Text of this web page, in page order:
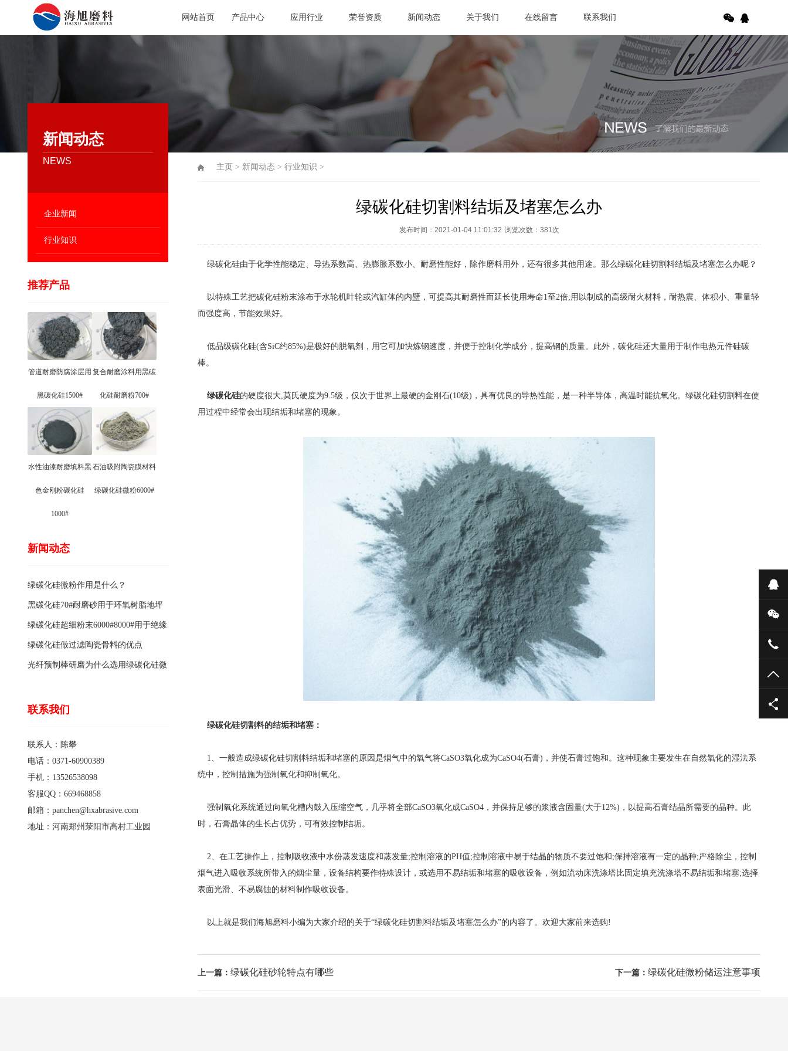
网站首页 产品中心 应用行业 荣誉资质 新闻动态 关于我们 在线留言 联系我们
新闻动态
NEWS
企业新闻
行业知识
推荐产品
管道耐磨防腐涂层用
黑碳化硅1500#
复合耐磨涂料用黑碳
化硅耐磨粉700#
水性油漆耐磨填料黑
色金刚粉碳化硅
1000#
石油吸附陶瓷膜材料
绿碳化硅微粉6000#
新闻动态
绿碳化硅微粉作用是什么？
黑碳化硅70#耐磨砂用于环氧树脂地坪
骨料的特点有哪些？
绿碳化硅超细粉末6000#8000#用于绝缘
涂料的优点
绿碳化硅做过滤陶瓷骨料的优点
光纤预制棒研磨为什么选用绿碳化硅微
联系我们
联系人：陈攀
电话：0371-60900389
手机：13526538098
客服QQ：669468858
邮箱：panchen@hxabrasive.com
地址：河南郑州荥阳市高村工业园
主页 > 新闻动态 > 行业知识 >
绿碳化硅切割料结垢及堵塞怎么办
发布时间：2021-01-04 11:01:32 浏览次数： 381次
绿碳化硅由于化学性能稳定、导热系数高、热膨胀系数小、耐磨性能好，除作磨料用外，还有很多其他用途。那么绿碳化硅切割料结垢及堵塞怎么办呢？
以特殊工艺把碳化硅粉末涂布于水轮机叶轮或汽缸体的内壁，可提高其耐磨性而延长使用寿命1至2倍;用以制成的高级耐火材料，耐热震、体积小、重量轻
而强度高，节能效果好。
低品级碳化硅(含SiC约85%)是极好的脱氧剂，用它可加快炼钢速度，并便于控制化学成分，提高钢的质量。此外，碳化硅还大量用于制作电热元件硅碳
棒。
绿碳化硅的硬度很大,莫氏硬度为9.5级，仅次于世界上最硬的金刚石(10级)，具有优良的导热性能，是一种半导体，高温时能抗氧化。绿碳化硅切割料在使
用过程中经常会出现结垢和堵塞的现象。
绿碳化硅切割料的结垢和堵塞：
1、一般造成绿碳化硅切割料结垢和堵塞的原因是烟气中的氧气将CaSO3氧化成为CaSO4(石膏)，并使石膏过饱和。这种现象主要发生在自然氧化的湿法系
统中，控制措施为强制氧化和抑制氧化。
强制氧化系统通过向氧化槽内鼓入压缩空气，几乎将全部CaSO3氧化成CaSO4，并保持足够的浆液含固量(大于12%)，以提高石膏结晶所需要的晶种。此
时，石膏晶体的生长占优势，可有效控制结垢。
2、在工艺操作上，控制吸收液中水份蒸发速度和蒸发量;控制溶液的PH值;控制溶液中易于结晶的物质不要过饱和;保持溶液有一定的晶种;严格除尘，控制
烟气进入吸收系统所带入的烟尘量，设备结构要作特殊设计，或选用不易结垢和堵塞的吸收设备，例如流动床洗涤塔比固定填充洗涤塔不易结垢和堵塞;选择
表面光滑、不易腐蚀的材料制作吸收设备。
以上就是我们海旭磨料小编为大家介绍的关于“绿碳化硅切割料结垢及堵塞怎么办”的内容了。欢迎大家前来选购!
上一篇： 绿碳化硅砂轮特点有哪些 下一篇： 绿碳化硅微粉储运注意事项
在
微